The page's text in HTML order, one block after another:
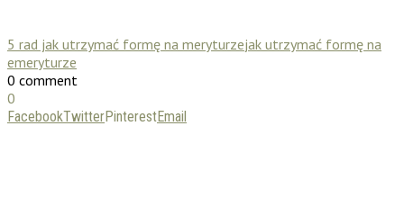
5 rad jak utrzymać formę na meryturzejak utrzymać formę na
emeryturze
0 comment
0
FacebookTwitterPinterestEmail